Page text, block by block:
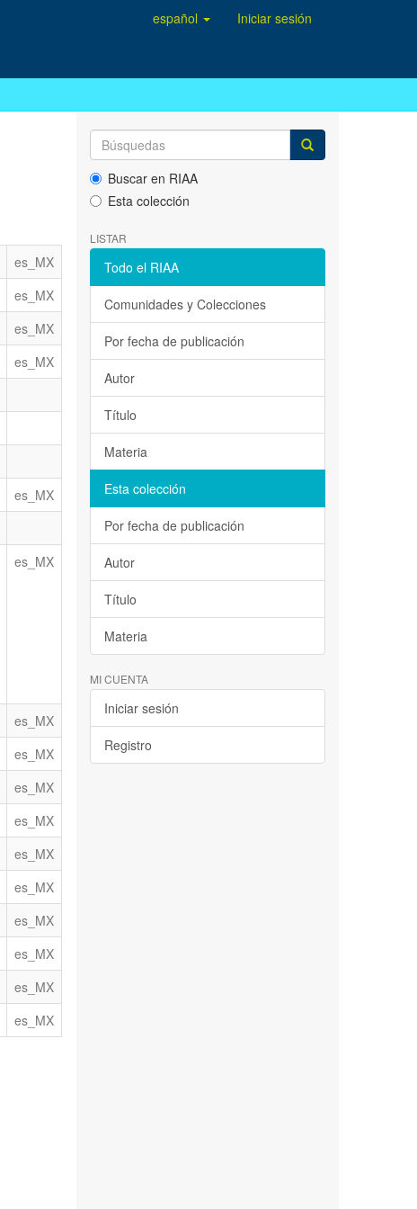
español Iniciar sesión
es_MX
es_MX
es_MX
es_MX
es_MX
es_MX
es_MX
es_MX
es_MX
es_MX
es_MX
es_MX
es_MX
es_MX
es_MX
es_MX
Buscar en RIAA
Esta colección
LISTAR
Todo el RIAA
Comunidades y Colecciones
Por fecha de publicación
Autor
Título
Materia
Esta colección
Por fecha de publicación
Autor
Título
Materia
MI CUENTA
Iniciar sesión
Registro